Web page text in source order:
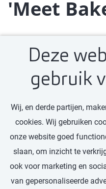
Deze
gebruik
Wij, en derde partijen,
cookies. Wij gebruiken
onze website goed
slaan, om inzicht te
ook voor marketing en
van gepersonaliseerde
'Meet